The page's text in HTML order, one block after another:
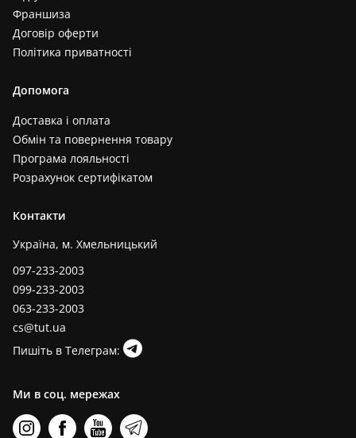
Франшиза
Договір оферти
Політика приватності
Допомога
Доставка і оплата
Обмін та повернення товару
Програма лояльності
Розрахунок сертифікатом
Контакти
Україна, м. Хмельницький
097-233-2003
099-233-2003
063-233-2003
cs@tut.ua
Пишіть в Телеграм:
Ми в соц. мережах